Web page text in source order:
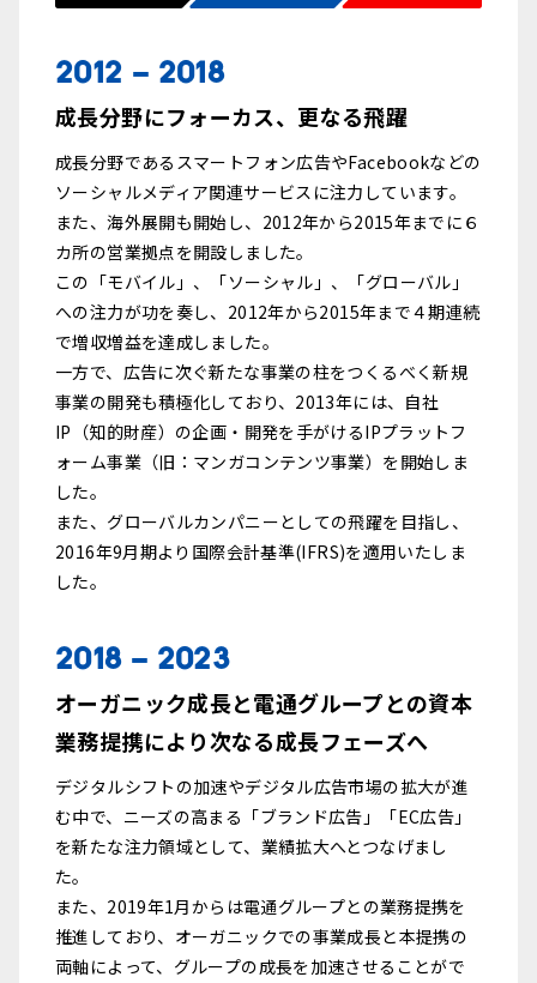
2012 - 2018
成長分野にフォーカス、更なる飛躍
成長分野であるスマートフォン広告やFacebookなどの
ソーシャルメディア関連サービスに注力しています。
また、海外展開も開始し、2012年から2015年までに６
カ所の営業拠点を開設しました。
この「モバイル」、「ソーシャル」、「グローバル」
への注力が功を奏し、2012年から2015年まで４期連続
で増収増益を達成しました。
一方で、広告に次ぐ新たな事業の柱をつくるべく新規
事業の開発も積極化しており、2013年には、自社
IP（知的財産）の企画・開発を手がけるIPプラットフ
ォーム事業（旧：マンガコンテンツ事業）を開始しま
した。
また、グローバルカンパニーとしての飛躍を目指し、
2016年9月期より国際会計基準(IFRS)を適用いたしま
した。
2018 - 2023
オーガニック成長と電通グループとの資本
業務提携により次なる成長フェーズへ
デジタルシフトの加速やデジタル広告市場の拡大が進
む中で、ニーズの高まる「ブランド広告」「EC広告」
を新たな注力領域として、業績拡大へとつなげまし
た。
また、2019年1月からは電通グループとの業務提携を
推進しており、オーガニックでの事業成長と本提携の
両軸によって、グループの成長を加速させることがで